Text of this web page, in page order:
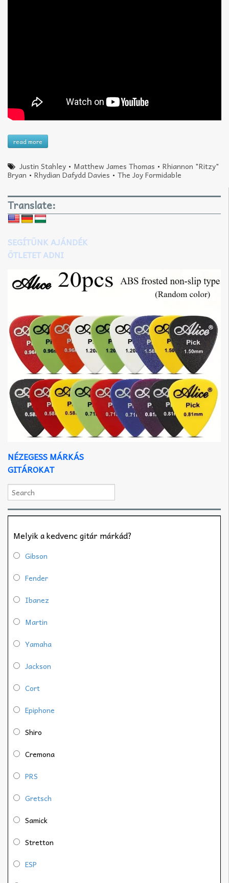
read more
Justin Stahley • Matthew James Thomas •Rhiannon "Ritzy"
Bryan • Rhydian Dafydd Davies • The Joy Formidable
Translate:
SEGÍTÜNK AJÁNDÉK
ÖTLETET ADNI
NÉZEGESS MÁRKÁS
GITÁROKAT
Melyik a kedvenc gitár márkád?
Gibson
Fender
Ibanez
Martin
Yamaha
Jackson
Cort
Epiphone
Shiro
Cremona
PRS
Gretsch
Samick
Stretton
ESP